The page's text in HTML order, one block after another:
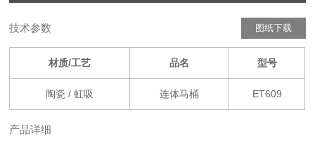
图纸下载
技术参数
材质/工艺 品名 型号
陶瓷 / 虹吸 连体马桶 ET609
产品详细